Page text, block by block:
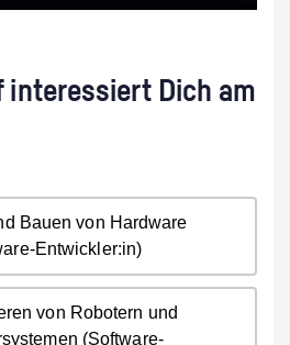
interessiert Dich am